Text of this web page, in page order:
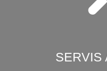
SERVIS